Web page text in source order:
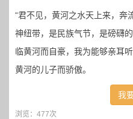
“君不见，黄河之水天上来，奔
神纽带，是民族气节，是磅礴
临黄河而自豪，我为能够亲耳
黄河的儿子而骄傲。
我
浏览：477次